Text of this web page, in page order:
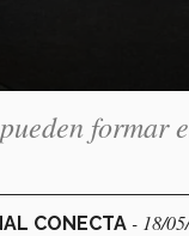
formar
CONECTA - 18/